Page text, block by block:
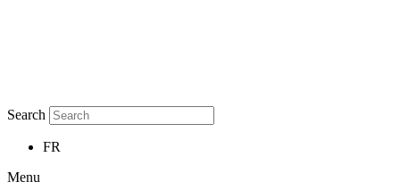
Search
FR
Menu